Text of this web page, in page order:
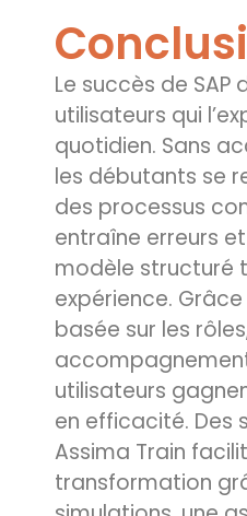
Le succès de SAP
utilisateurs qui
quotidien. Sans
les débutants se
des processus
entraîne erreurs
modèle structuré
expérience.
basée sur les
utilisateurs
en efficacité. Des
Assima Train
transformation